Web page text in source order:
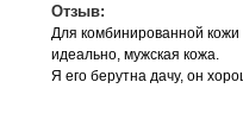
Отзыв:
Для комбинированной кожи
идеально, мужская кожа.
Я его берутна дачу, он